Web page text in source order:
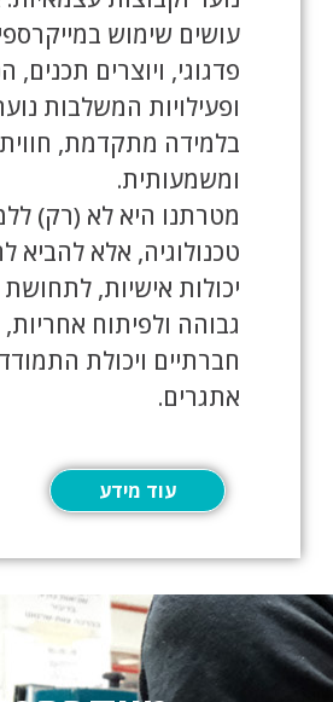
עושים שימוש
פדגוגי, ויוצרים תכנים,
ופעילויות המשלבות
בלמידה מתקדמת,
ומשמעותית.
מטרתנו היא לא (רק)
טכנולוגיה, אלא
יכולות אישיות,
גבוהה ולפיתוח אחריות,
חברתיים ויכולת
אתגרים.
עוד מידע